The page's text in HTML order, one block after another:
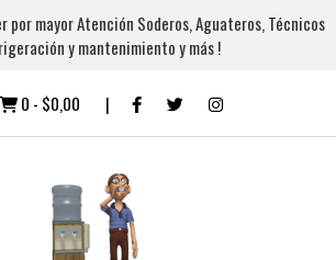
por mayor Atención Soderos, Aguateros, Técnicos
y mantenimiento y más !
0 - $0,00